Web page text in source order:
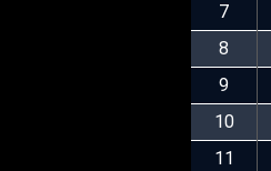
7
8
9
10
11